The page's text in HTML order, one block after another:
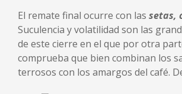
El remate final ocurre con las setas,
Suculencia y volatilidad son las
de este cierre en el que por otra
comprueba que bien combinan los
terrosos con los amargos del café.